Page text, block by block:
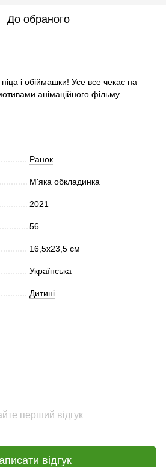
До обраного
і обіймашки! Усе все чекає на
анімаційного фільму
Ранок
М'яка обкладинка
2021
56
16,5х23,5 см
Українська
Дитині
перший відгук
відгук